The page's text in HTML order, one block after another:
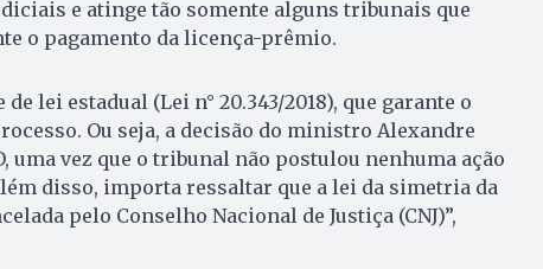
e atinge tão somente alguns tribunais que
o pagamento da licença-prêmio.
de lei estadual (Lei n° 20.343/2018), que garante o
Ou seja, a decisão do ministro Alexandre
uma vez que o tribunal não postulou nenhuma ação
disso, importa ressaltar que a lei da simetria da
pelo Conselho Nacional de Justiça (CNJ)”,